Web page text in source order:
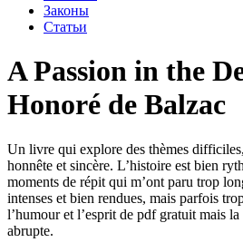
Законы
Статьи
A Passion in the
Honoré de Balzac
Un livre qui explore des thèmes
honnête et sincère. L’histoire est bien
moments de répit qui m’ont paru trop
intenses et bien rendues, mais parfois
l’humour et l’esprit de pdf gratuit mais
abrupte.